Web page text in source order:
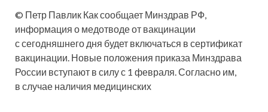
© Петр Павлик Как сообщает Минздрав РФ,
информация о медотводе от вакцинации
с сегодняшнего дня будет включаться в сертификат
вакцинации. Новые положения приказа Минздрава
России вступают в силу с 1 февраля. Согласно им,
в случае наличия медицинских